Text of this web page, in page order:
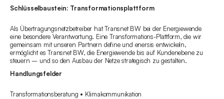
Schlüsselbaustein: Transformationsplattform
Als Übertragungsnetzbetreiber hat Transnet BW bei der Energiewende
eine besondere Verantwortung. Eine Transformations-Plattform, die wir
gemeinsam mit unseren Partnern define und enersis entwickeln,
ermöglicht es Transnet BW, die Energiewende bis auf Kundenebene zu
steuern – und so den Ausbau der Netze strategisch zu gestalten.
Handlungsfelder
Transformationsberatung • Klimakommunikation